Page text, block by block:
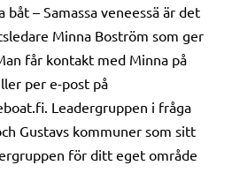
– Samassa veneessä är det
Minna Boström som ger
får kontakt med Minna på
per e-post på
Leadergruppen i fråga
Gustavs kommuner som sitt
för ditt eget område